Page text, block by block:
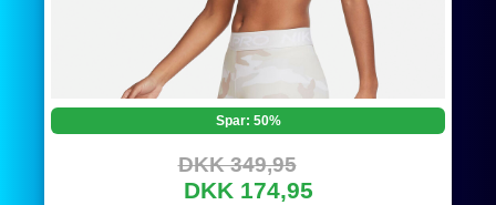
Spar: 50%
DKK 349,95
DKK 174,95